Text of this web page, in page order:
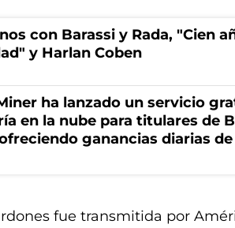
con Barassi y Rada, "Cien
y Harlan Coben
ha lanzado un servicio
en la nube para titulares de
ganancias diarias de
fue transmitida por